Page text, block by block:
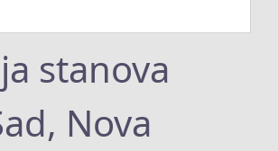
stanova
Nova